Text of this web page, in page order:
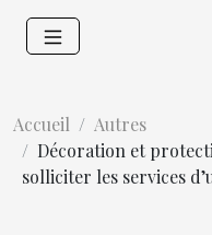
Accueil
Autres
Décoration et
solliciter les services